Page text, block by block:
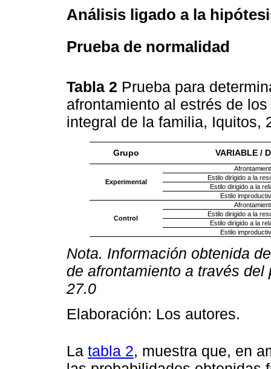
Análisis ligado a la
Prueba de normalidad
Tabla 2 Prueba para
afrontamiento al estrés de
integral de la familia, Iquitos,
Grupo VARIABLE /
Experimental
Estilo dirigido a la
Estilo dirigido a la
Estilo
Control
Estilo dirigido a la
Estilo dirigido a la
Estilo
Nota. Información obtenida
de afrontamiento a través
27.0
Elaboración: Los autores.
La tabla 2, muestra que, en